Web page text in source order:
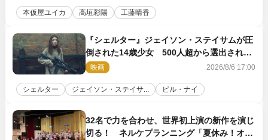
本仮屋ユイカ 高垣彩陽 工藤晴香
『シェルター』ジェイソン・ステイサムが圧
倒された14歳少女 500人超から選出された
新鋭ボディ・レイ・ブレスナックとは
映画 2026/8/6 17:00
シェルター ジェイソン・ステイサ... ビル・ナイ
32名で力を合わせ、世界初上演の新作を演じ
切る！ ネルケプランニング「夏休み！オ